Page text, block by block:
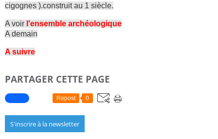
cigognes ).construit au 1 siècle.
A voir l'ensemble archéologique
A demain
A suivre
PARTAGER CETTE PAGE
Repost 0
S'inscrire à la newsletter